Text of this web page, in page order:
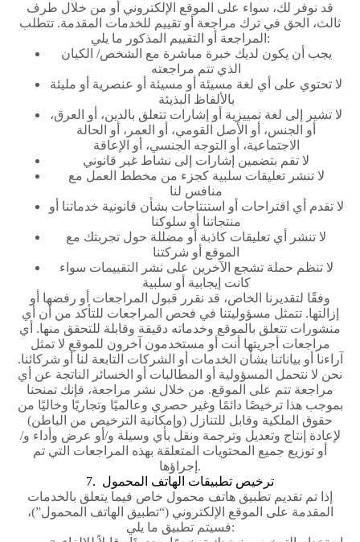
قد نوفر لك، سواء على الموقع الإلكتروني أو من خلال طرف
ثالث، الحق في ترك مراجعة أو تقييم للخدمات المقدمة. تتطلب
المراجعة أو التقييم المذكور ما يلي:
يجب أن يكون لديك خبرة مباشرة مع الشخص/ الكيان
الذي تتم مراجعته
لا تحتوي على أي لغة مسيئة أو مسيئة أو عنصرية أو مليئة
بالألفاظ البذيئة
لا تشير إلى لغة تمييزية أو إشارات تتعلق بالدين، أو العرق،
أو الجنس، أو الأصل القومي، أو العمر، أو الحالة
الاجتماعية، أو التوجه الجنسي، أو الإعاقة
لا تقم بتضمين إشارات إلى نشاط غير قانوني
لا تنشر تعليقات سلبية كجزء من مخطط العمل مع
منافس لنا
لا تقدم أي اقتراحات أو استنتاجات بشأن قانونية خدماتنا أو
منتجاتنا أو سلوكنا
لا تنشر أي تعليقات كاذبة أو مضللة حول تجربتك مع
الموقع أو شركتنا
لا تنظم حملة تشجع الآخرين على نشر التقييمات سواء
كانت إيجابية أو سلبية
وفقًا لتقديرنا الخاص، قد نقرر قبول المراجعات أو رفضها أو
إزالتها. تتمثل مسؤوليتنا في فحص المراجعات للتأكد من أن أي
منشورات تتعلق بالموقع وخدماته دقيقة وقابلة للتحقق منها. أي
مراجعات أجريتها أنت أو مستخدمون آخرون للموقع لا تمثل
آراءنا أو بياناتنا بشأن الخدمات أو الشركات التابعة لنا أو شركائنا.
نحن لا نتحمل المسؤولية أو المطالبات أو الخسائر الناتجة عن أي
مراجعة تتم على الموقع. من خلال نشر مراجعة، فإنك تمنحنا
بموجب هذا ترخيصًا دائمًا وغير حصري وعالميًا وتجاريًا وخاليًا من
حقوق الملكية وقابل للتنازل (وإمكانية الترخيص من الباطن)
لإعادة إنتاج وتعديل وترجمة ونقل بأي وسيلة و/أو عرض وأداء و/
أو توزيع جميع المحتويات المتعلقة بهذه المراجعات التي تم
إجراؤها.
7. ترخيص تطبيقات الهاتف المحمول
إذا تم تقديم تطبيق هاتف محمول خاص فيما يتعلق بالخدمات
المقدمة على الموقع الإلكتروني (“تطبيق الهاتف المحمول”)،
فسيتم تطبيق ما يلي: